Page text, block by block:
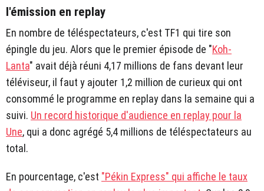
l'émission en replay
En nombre de téléspectateurs, c'est TF1 qui tire son
épingle du jeu. Alors que le premier épisode de "Koh-
Lanta" avait déjà réuni 4,17 millions de fans devant leur
téléviseur, il faut y ajouter 1,2 million de curieux qui ont
consommé le programme en replay dans la semaine qui a
suivi. Un record historique d'audience en replay pour la
Une, qui a donc agrégé 5,4 millions de téléspectateurs au
total.
En pourcentage, c'est "Pékin Express" qui affiche le taux